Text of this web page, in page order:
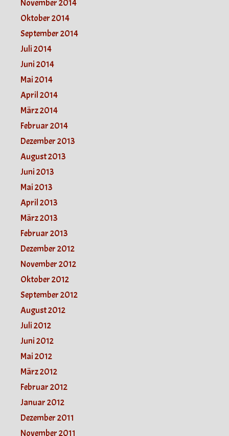
November 2014
Oktober 2014
September 2014
Juli 2014
Juni 2014
Mai 2014
April 2014
März 2014
Februar 2014
Dezember 2013
August 2013
Juni 2013
Mai 2013
April 2013
März 2013
Februar 2013
Dezember 2012
November 2012
Oktober 2012
September 2012
August 2012
Juli 2012
Juni 2012
Mai 2012
März 2012
Februar 2012
Januar 2012
Dezember 2011
November 2011